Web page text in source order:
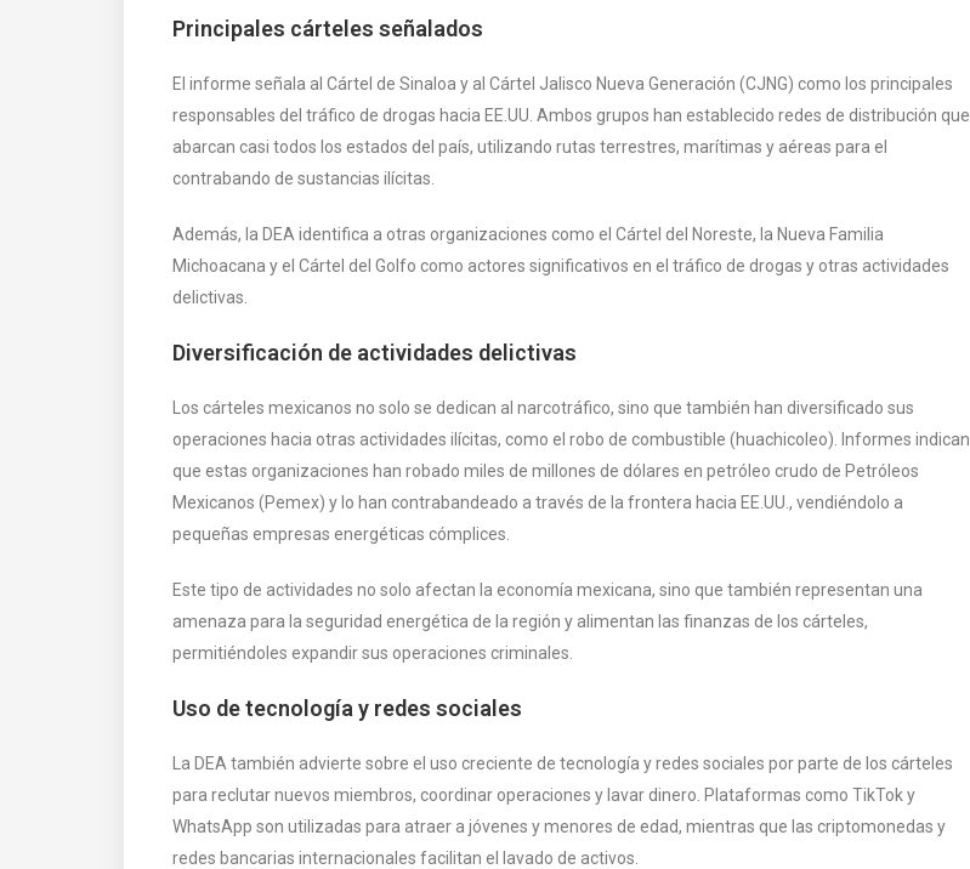
Principales cárteles señalados
El informe señala al Cártel de Sinaloa y al Cártel Jalisco Nueva Generación (CJNG) como los principales
responsables del tráfico de drogas hacia EE.UU. Ambos grupos han establecido redes de distribución que
abarcan casi todos los estados del país, utilizando rutas terrestres, marítimas y aéreas para el
contrabando de sustancias ilícitas.
Además, la DEA identifica a otras organizaciones como el Cártel del Noreste, la Nueva Familia
Michoacana y el Cártel del Golfo como actores significativos en el tráfico de drogas y otras actividades
delictivas.
Diversificación de actividades delictivas
Los cárteles mexicanos no solo se dedican al narcotráfico, sino que también han diversificado sus
operaciones hacia otras actividades ilícitas, como el robo de combustible (huachicoleo). Informes indican
que estas organizaciones han robado miles de millones de dólares en petróleo crudo de Petróleos
Mexicanos (Pemex) y lo han contrabandeado a través de la frontera hacia EE.UU., vendiéndolo a
pequeñas empresas energéticas cómplices.
Este tipo de actividades no solo afectan la economía mexicana, sino que también representan una
amenaza para la seguridad energética de la región y alimentan las finanzas de los cárteles,
permitiéndoles expandir sus operaciones criminales.
Uso de tecnología y redes sociales
La DEA también advierte sobre el uso creciente de tecnología y redes sociales por parte de los cárteles
para reclutar nuevos miembros, coordinar operaciones y lavar dinero. Plataformas como TikTok y
WhatsApp son utilizadas para atraer a jóvenes y menores de edad, mientras que las criptomonedas y
redes bancarias internacionales facilitan el lavado de activos.